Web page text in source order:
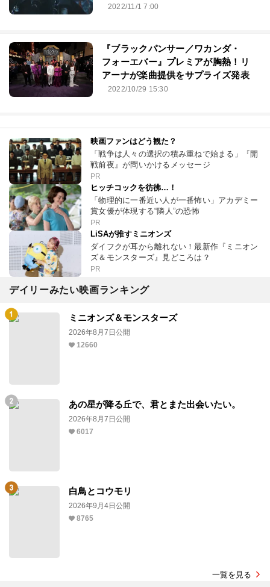
2022/11/1 7:00
『ブラックパンサー／ワカンダ・
フォーエバー』プレミアが胸熱！リ
アーナが楽曲提供をサプライズ発表
2022/10/29 15:30
映画ファンはどう観た？
「戦争は人々の選択の積み重ねで始まる」『開
戦前夜』が問いかけるメッセージ
PR
ヒッチコックを彷彿…！
「物理的に一番近い人が一番怖い」アカデミー
賞女優が体現する“隣人”の恐怖
PR
LiSAが推すミニオンズ
ダイフクが耳から離れない！最新作『ミニオン
ズ＆モンスターズ』見どころは？
PR
デイリーみたい映画ランキング
ミニオンズ＆モンスターズ
2026年8月7日公開
12660
あの星が降る丘で、君とまた出会いたい。
2026年8月7日公開
6017
白鳥とコウモリ
2026年9月4日公開
8765
一覧を見る